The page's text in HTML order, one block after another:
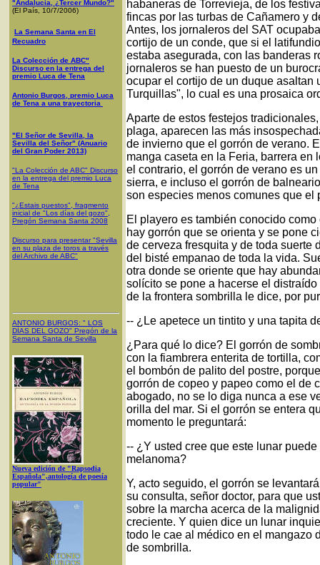
"Andalucía, ¿Tercer Mundo?"
(El País, 10/7/2006)
La Semana Santa en El
Recuadro
La Colección de ABC"
Discurso en la entrega del
premio Luca de Tena
Antonio Burgos, premio Luca
de Tena a una trayectoria
"El Señor de Sevilla, la
Sevilla del Señor" (Anuario
del Gran Poder 2013)
"La Colección de ABC" Discurso
en la entrega del premio Luca
de Tena
"¿Estais puestos", fragmento
inicial de "Los días del gozo",
Pregón Semana Santa 2008
Discurso para presentar "Sevilla
en su plaza de toros a través
del Archivo de ABC"
ANTONIO BURGOS: " LOS
DÍAS DEL GOZO" Pregón de la
Semana Santa de Sevilla
Nueva edición de "Rapsodia
Española",antología de poesía
popular"
habaneras de Torrevieja, de los
fincas por las turbas de Cañamero y
Antes, los jornaleros del SAT
cortijo de un conde, que si el
estaba asegurada, con las banderas
jornaleros se han puesto de un
ocupar el cortijo de un duque asaltan
Turquillas", lo cual es una prosaica
Aparte de estos festejos
plaga, aparecen las más
de invierno que el gorrón de verano.
manga caseta en la Feria, barrera en
el contrario, el gorrón de verano es
sierra, e incluso el gorrón de
son especies menos comunes que el
El playero es también conocido
hay gorrón que se orienta y se pone
de cerveza fresquita y de toda suerte
del bisté empanao de toda la vida.
otra donde se oriente que hay
solícito se pone a hacerse el
de la frontera sombrilla le dice, por
-- ¿Le apetece un tintito y una tapita
¿Para qué lo dice? El gorrón de
con la fiambrera enterita de tortilla,
el bombón de palito del postre,
gorrón de copeo y papeo como el de
abogado, no se lo diga nunca a ese
orilla del mar. Si el gorrón se entera
momento le preguntará:
-- ¿Y usted cree que este lunar
melanoma?
Y, acto seguido, el gorrón se
su consulta, señor doctor, para que
sobre la marcha acerca de la
creciente. Y quien dice un lunar
todo le cae al médico en el mangazo
de sombrilla.